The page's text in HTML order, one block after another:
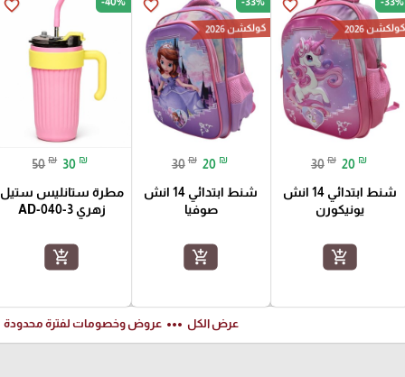
favorite_border
كولكشن 2026
30 ₪ 20 ₪
شنط ابتدائي 14 انش
يونيكورن
add_shopping_cart
favorite_border
كولكشن 2026
30 ₪ 20 ₪
شنط ابتدائي 14 انش
صوفيا
add_shopping_cart
favorite_border
50 ₪ 30 ₪
مطرة ستانليس ستيل
زهري AD-040-3
add_shopping_cart
عرض الكل more_horiz عروض وخصومات لفترة محدودة